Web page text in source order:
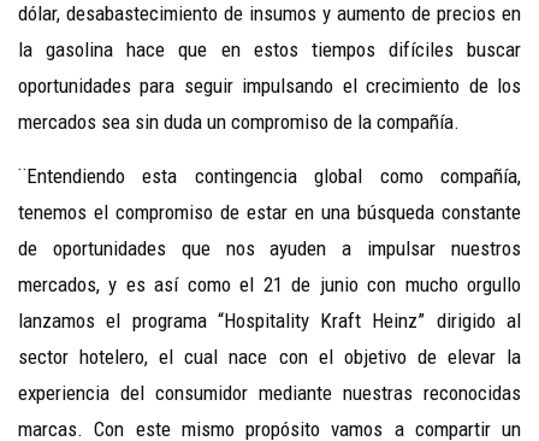
dólar, desabastecimiento de insumos y aumento de precios en
la gasolina hace que en estos tiempos difíciles buscar
oportunidades para seguir impulsando el crecimiento de los
mercados sea sin duda un compromiso de la compañía.
¨Entendiendo esta contingencia global como compañía,
tenemos el compromiso de estar en una búsqueda constante
de oportunidades que nos ayuden a impulsar nuestros
mercados, y es así como el 21 de junio con mucho orgullo
lanzamos el programa “Hospitality Kraft Heinz” dirigido al
sector hotelero, el cual nace con el objetivo de elevar la
experiencia del consumidor mediante nuestras reconocidas
marcas. Con este mismo propósito vamos a compartir un